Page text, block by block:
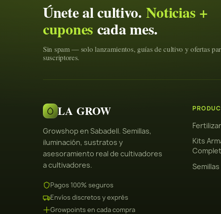
Únete al cultivo. Noticias +
cupones cada mes.
Sin spam — solo lanzamientos, guías de cultivo y ofertas
suscriptores.
LA GROW
Growshop en Sabadell. Semillas,
iluminación, sustratos y
asesoramiento real de cultivadores
a cultivadores.
Pagos 100% seguros
Envíos discretos y exprés
Growpoints en cada compra
Kits
Semillas